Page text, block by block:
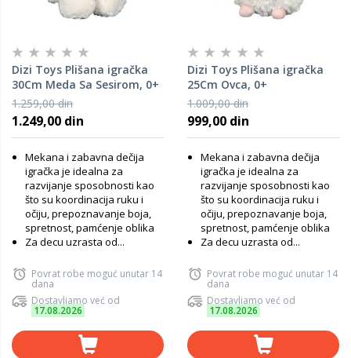
Dizi Toys Plišana igračka
30Cm Meda Sa Sesirom, 0+
1.259,00 din
1.249,00 din
Mekana i zabavna dečija
igračka je idealna za
razvijanje sposobnosti kao
što su koordinacija ruku i
očiju, prepoznavanje boja,
spretnost, pamćenje oblika
Za decu uzrasta od...
Povrat robe moguć unutar 14
dana
Dostavljamo već od
17.08.2026
Dizi Toys Plišana igračka
25Cm Ovca, 0+
1.009,00 din
999,00 din
Mekana i zabavna dečija
igračka je idealna za
razvijanje sposobnosti kao
što su koordinacija ruku i
očiju, prepoznavanje boja,
spretnost, pamćenje oblika
Za decu uzrasta od...
Povrat robe moguć unutar 14
dana
Dostavljamo već od
17.08.2026